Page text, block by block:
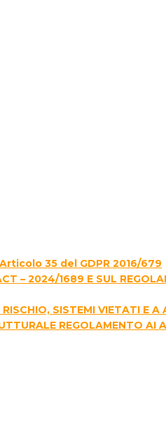
35 del GDPR 2016/679
– 2024/1689 E SUL
SISTEMI VIETATI E
REGOLAMENTO AI